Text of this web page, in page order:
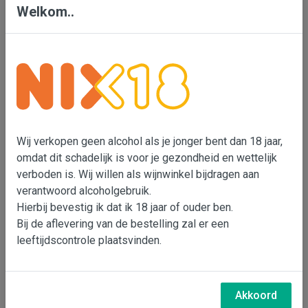
ontsteeld en volgt er een inweking van zo'n 20
weken. 40% van de wijn rijpt op eikenhouten vaten,
De 2019 jaargang heeft een robijnrode kleur en een
neus met een complex aromatisch boeket. Er zijn
subtiele toetsen van zoete specerijen, vanile
en 'garrigue' (kruiderij met tijm, rozemarijn, lavendel
en peper). De wijn is vol en krachtig en de tannines
zijn moot gerijpt. Het fruit in de geur blijft fijn hangen
in de lange afdronk.
Vivino: 4,0 (****), Beste 6% van alle wijnen ter
Perswijn 1-2026 geeft de 2020 4,5 sterren ofwel
Welkom..
Wij verkopen geen alcohol als je jonger bent dan 18 jaar,
omdat dit schadelijk is voor je gezondheid en wettelijk
verboden is. Wij willen als wijnwinkel bijdragen aan
verantwoord alcoholgebruik.
Hierbij bevestig ik dat ik 18 jaar of ouder ben.
Bij de aflevering van de bestelling zal er een
leeftijdscontrole plaatsvinden.
Akkoord